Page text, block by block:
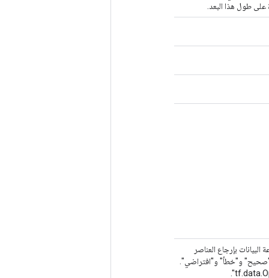
على طول هذا البعد.
بإرجاع العناصر
"صحيح" و"خطأ" و"افتراضي".